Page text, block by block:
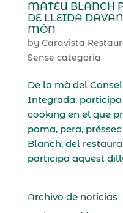
MATEU BLANCH
DE LLEIDA
MÓN
by Caravista
Sense categoria
De la mà del
Integrada, participa
cooking en el que
poma, pera,
Blanch, del
participa aquest
Archivo de noticias